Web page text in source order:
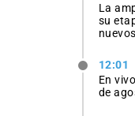
La
su
12:01
En
de